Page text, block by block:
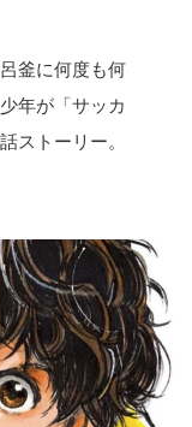
釜に何度も何
年が「サッカ
ストーリー。